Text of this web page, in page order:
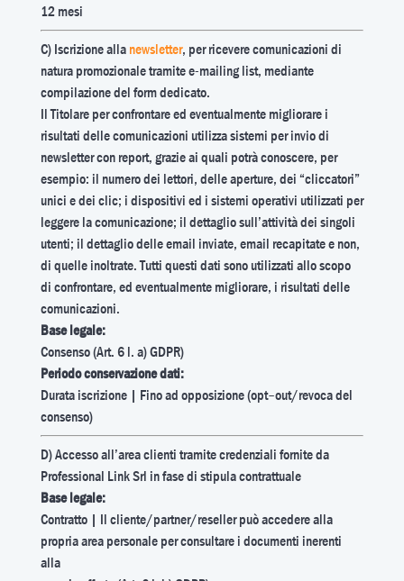
12 mesi
C) Iscrizione allanewsletter, per ricevere comunicazioni di
natura promozionale tramite e-mailing list, mediante
compilazione del form dedicato.
Il Titolare per confrontare ed eventualmente migliorare i
risultati delle comunicazioni utilizza sistemi per invio di
newsletter con report, grazie ai quali potrà conoscere, per
esempio: il numero dei lettori, delle aperture, dei “cliccatori”
unici e dei clic; i dispositivi ed i sistemi operativi utilizzati per
leggere la comunicazione; il dettaglio sull’attività dei singoli
utenti; il dettaglio delle email inviate, email recapitate e non,
di quelle inoltrate. Tutti questi dati sono utilizzati allo scopo
di confrontare, ed eventualmente migliorare, i risultati delle
comunicazioni.
Base legale:
Consenso (Art. 6 l. a) GDPR)
Periodo conservazione dati:
Durata iscrizione | Fino ad opposizione (opt–out/revoca del
consenso)
D) Accesso all’area clienti tramite credenziali fornite da
Professional Link Srl in fase di stipula contrattuale
Base legale:
Contratto | Il cliente/partner/reseller può accedere alla
propria area personale per consultare i documenti inerenti
alla